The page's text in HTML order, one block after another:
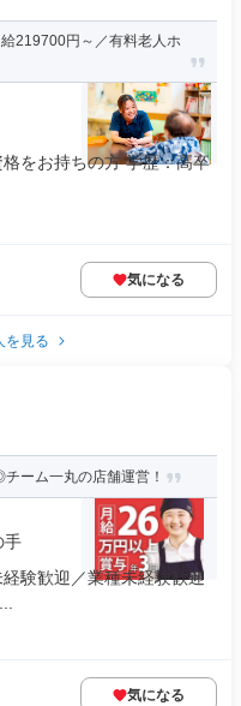
219700円～／有料老人ホ
をお持ちの方 学歴：高卒
気になる
を見る
ーム一丸の店舗運営！
手
験歓迎／業種未経験歓迎
気になる